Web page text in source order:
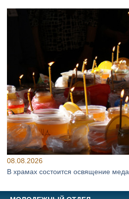
08.08.2026
В храмах состоится освящение меда